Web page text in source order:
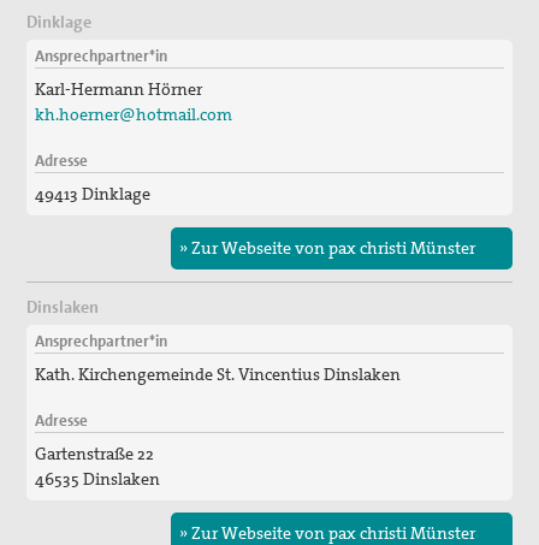
Dinklage
Ansprechpartner*in
Karl-Hermann Hörner
kh.hoerner@hotmail.com
Adresse
49413 Dinklage
» Zur Webseite von pax christi Münster
Dinslaken
Ansprechpartner*in
Kath. Kirchengemeinde St. Vincentius Dinslaken
Adresse
Gartenstraße 22
46535 Dinslaken
» Zur Webseite von pax christi Münster